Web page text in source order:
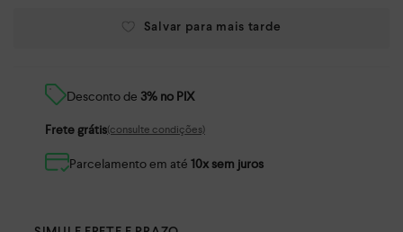
Desconto de 3% no PIX
Frete grátis(consulte condições)
Parcelamento em até 10x sem juros